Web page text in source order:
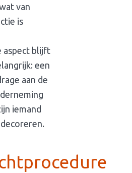
van
is
aspect blijft
een
aan de
iemand